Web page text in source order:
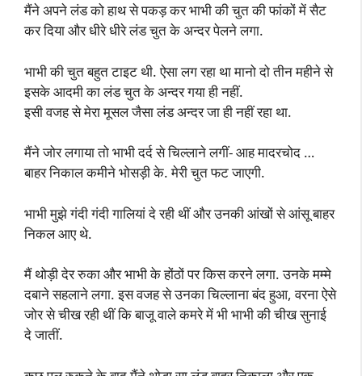
मैंने अपने लंड को हाथ से पकड़ कर भाभी की चुत की फांकों में सैट
कर दिया और धीरे धीरे लंड चुत के अन्दर पेलने लगा.
भाभी की चुत बहुत टाइट थी. ऐसा लग रहा था मानो दो तीन महीने से
इसके आदमी का लंड चुत के अन्दर गया ही नहीं.
इसी वजह से मेरा मूसल जैसा लंड अन्दर जा ही नहीं रहा था.
मैंने जोर लगाया तो भाभी दर्द से चिल्लाने लगीं- आह मादरचोद …
बाहर निकाल कमीने भोसड़ी के. मेरी चुत फट जाएगी.
भाभी मुझे गंदी गंदी गालियां दे रही थीं और उनकी आंखों से आंसू बाहर
निकल आए थे.
मैं थोड़ी देर रुका और भाभी के होंठों पर किस करने लगा. उनके मम्मे
दबाने सहलाने लगा. इस वजह से उनका चिल्लाना बंद हुआ, वरना ऐसे
जोर से चीख रही थीं कि बाजू वाले कमरे में भी भाभी की चीख सुनाई
दे जातीं.